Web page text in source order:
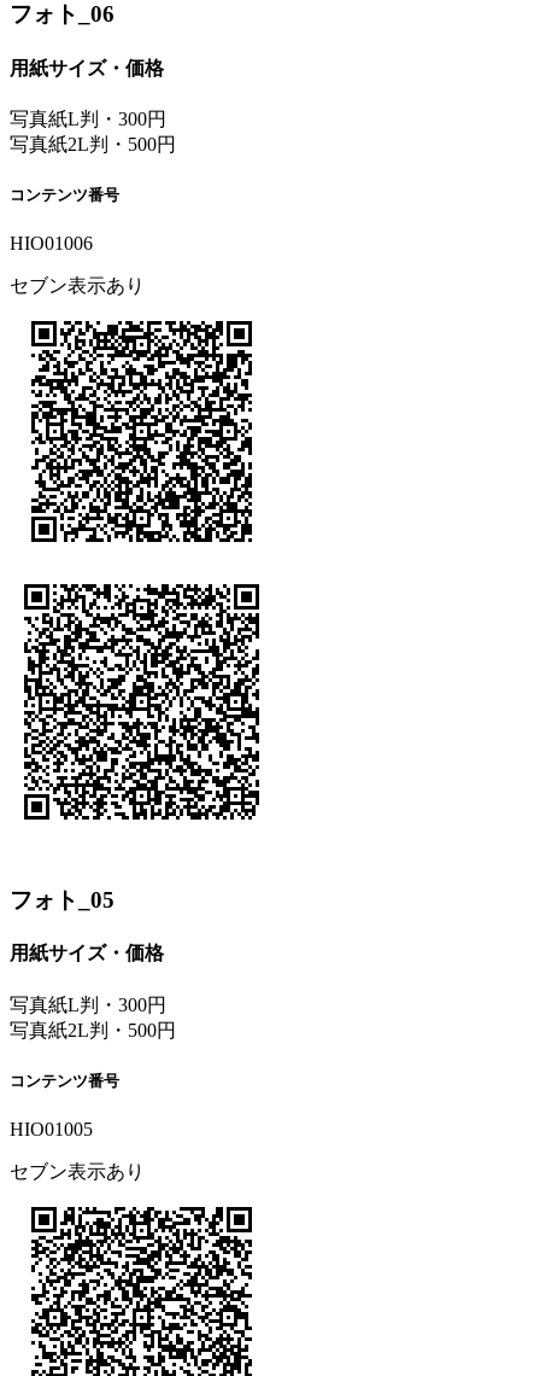
フォト_06
用紙サイズ・価格
写真紙L判・300円
写真紙2L判・500円
コンテンツ番号
HIO01006
セブン表示あり
フォト_05
用紙サイズ・価格
写真紙L判・300円
写真紙2L判・500円
コンテンツ番号
HIO01005
セブン表示あり